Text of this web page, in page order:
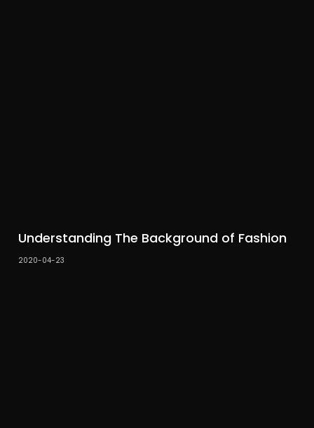
Understanding The Background of Fashion
2020-04-23